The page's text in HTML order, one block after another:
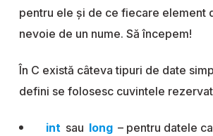
pentru ele și de ce fiecare element
nevoie de un nume. Să începem!
În C există câteva tipuri de date
defini se folosesc cuvintele
int sau long – pentru datele